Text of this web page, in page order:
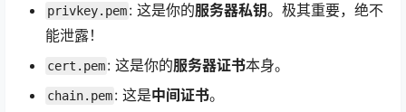
privkey.pem: 这是你的服务器私钥。极其重要，绝不
能泄露！
cert.pem: 这是你的服务器证书本身。
chain.pem: 这是中间证书。